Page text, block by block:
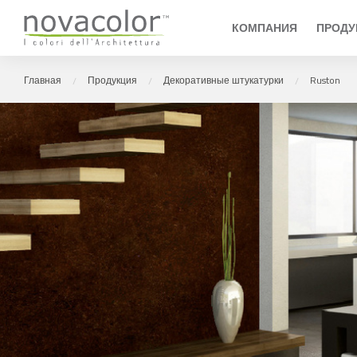
Novacolor
КОМПАНИЯ
главная продукция декоративные штукатурки ruston